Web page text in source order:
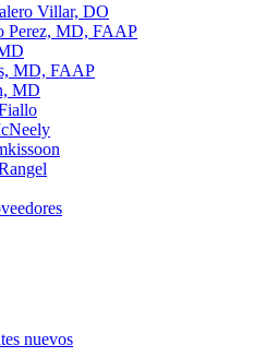
Villar, DO
Perez, MD, FAAP
MD, FAAP
MD
nuevos